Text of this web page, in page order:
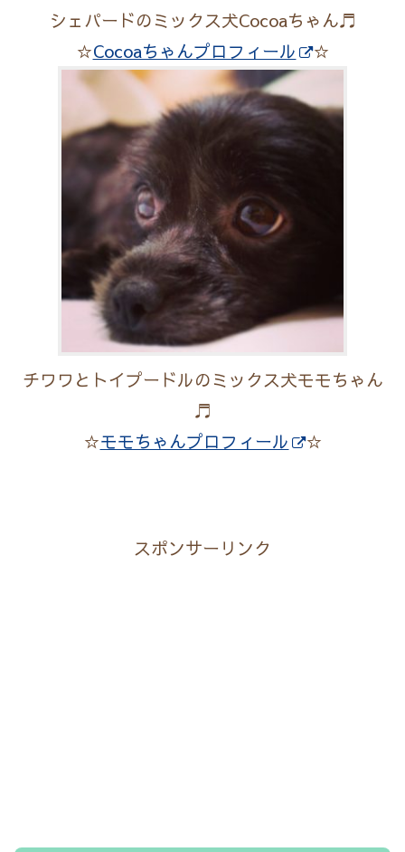
シェパードのミックス犬Cocoaちゃん♬
☆Cocoaちゃんプロフィール ☆
チワワとトイプードルのミックス犬モモちゃん
♬
☆モモちゃんプロフィール ☆
スポンサーリンク